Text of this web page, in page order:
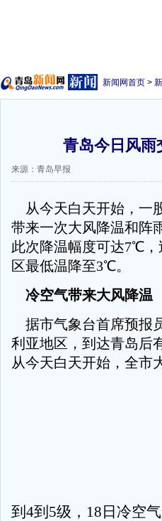
新闻网首页 >
青岛今日风
来源：青岛早报
从今天白天开始，一
带来一次大风降温和阵
此次降温幅度可达7℃，
区最低温降至3℃。
冷空气带来大风降温
据市气象台首席预报
利亚地区，到达青岛后
从今天白天开始，全市
到4到5级，18日冷空